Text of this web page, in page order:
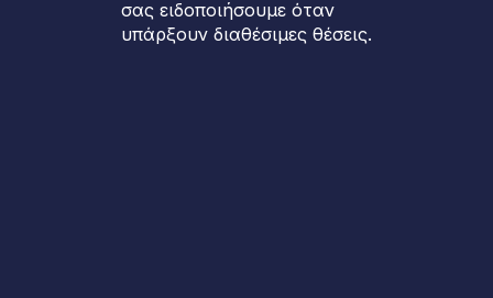
σας ειδοποιήσουμε όταν
υπάρξουν διαθέσιμες θέσεις.